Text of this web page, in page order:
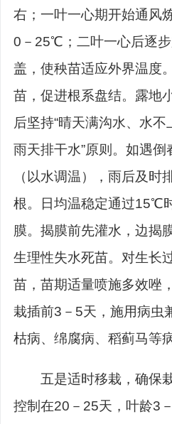
右；一叶一心期开始通风
0 － 25℃ ；二叶一心后逐
盖，使秧苗适应外界温度
苗，促进根系盘结。露地
后坚持“晴天满沟水、水不
雨天排干水”原则。如遇倒
（以水调温），雨后及时
根。日均温稳定通过15℃
膜。揭膜前先灌水，边揭
生理性失水死苗。对生长
苗，苗期适量喷施多效唑
栽插前3 － 5天，施用病虫
枯病、绵腐病、稻蓟马等
五是适时移栽，确保
控制在20 － 25天，叶龄3 －